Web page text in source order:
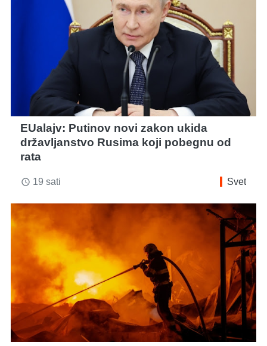
EUalajv: Putinov novi zakon ukida
državljanstvo Rusima koji pobegnu od
rata
access_time 19 sati Svet